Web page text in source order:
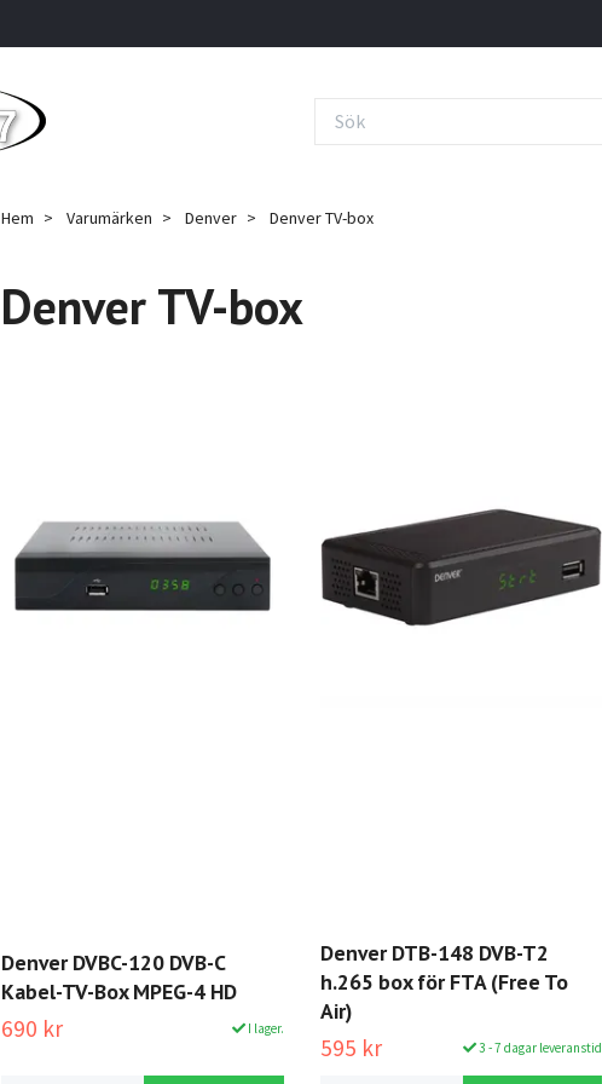
Hem Varumärken Denver Denver TV-box
Denver TV-box
Denver DVBC-120 DVB-C
Kabel-TV-Box MPEG-4 HD
690 kr I lager.
Denver DTB-148 DVB-T2
h.265 box för FTA (Free To
Air)
595 kr 3 - 7 dagar leveranstid